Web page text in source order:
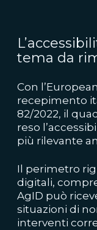
tema da
Con
recepimento
82/2022, il
reso
più rilevante
Il perimetro
digitali,
AgID può
situazioni di
interventi